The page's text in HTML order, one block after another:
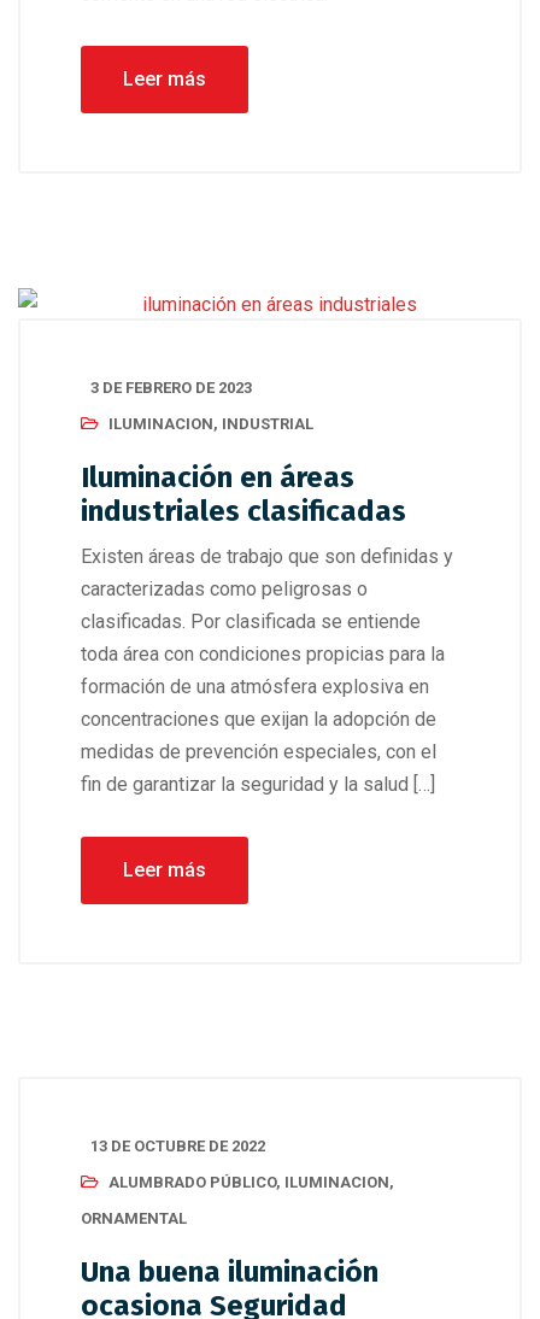
Leer más
3 DE FEBRERO DE 2023
ILUMINACION, INDUSTRIAL
Iluminación en áreas
industriales clasificadas
Existen áreas de trabajo que son definidas y
caracterizadas como peligrosas o
clasificadas. Por clasificada se entiende
toda área con condiciones propicias para la
formación de una atmósfera explosiva en
concentraciones que exijan la adopción de
medidas de prevención especiales, con el
fin de garantizar la seguridad y la salud […]
Leer más
13 DE OCTUBRE DE 2022
ALUMBRADO PÚBLICO, ILUMINACION,
ORNAMENTAL
Una buena iluminación
ocasiona Seguridad